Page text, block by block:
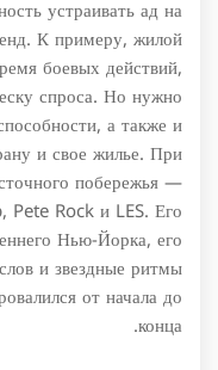
устраивать ад на
К примеру, жилой
боевых действий,
спроса. Но нужно
а также и
и свое жилье. При
побережья —
Rock и LES. Его
Нью-Йорка, его
и звездные ритмы
от начала до
конца.